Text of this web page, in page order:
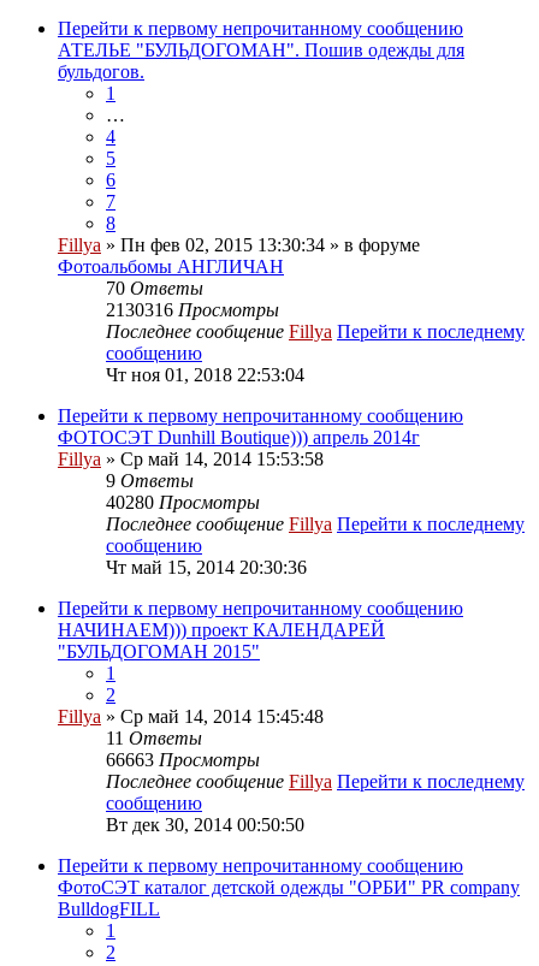
Перейти к первому непрочитанному сообщению
АТЕЛЬЕ "БУЛЬДОГОМАН". Пошив одежды для
бульдогов.
1
…
4
5
6
7
8
Fillya » Пн фев 02, 2015 13:30:34 » в форуме
Фотоальбомы АНГЛИЧАН
70 Ответы
2130316 Просмотры
Последнее сообщение Fillya Перейти к последнему
сообщению
Чт ноя 01, 2018 22:53:04
Перейти к первому непрочитанному сообщению
ФОТОСЭТ Dunhill Boutique))) апрель 2014г
Fillya » Ср май 14, 2014 15:53:58
9 Ответы
40280 Просмотры
Последнее сообщение Fillya Перейти к последнему
сообщению
Чт май 15, 2014 20:30:36
Перейти к первому непрочитанному сообщению
НАЧИНАЕМ))) проект КАЛЕНДАРЕЙ
"БУЛЬДОГОМАН 2015"
1
2
Fillya » Ср май 14, 2014 15:45:48
11 Ответы
66663 Просмотры
Последнее сообщение Fillya Перейти к последнему
сообщению
Вт дек 30, 2014 00:50:50
Перейти к первому непрочитанному сообщению
ФотоСЭТ каталог детской одежды "ОРБИ" PR company
BulldogFILL
1
2